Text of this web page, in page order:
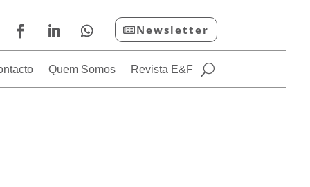
Newsletter
Quem Somos Revista E&F